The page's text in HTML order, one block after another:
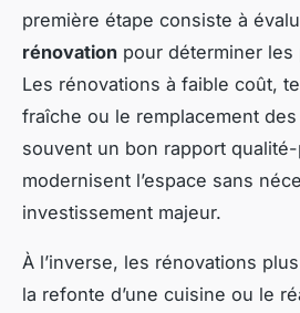
première étape consiste à
rénovation pour déterminer les
Les rénovations à faible coût,
fraîche ou le remplacement
souvent un bon rapport
modernisent l’espace sans
investissement majeur.
À l’inverse, les rénovations
la refonte d’une cuisine ou le